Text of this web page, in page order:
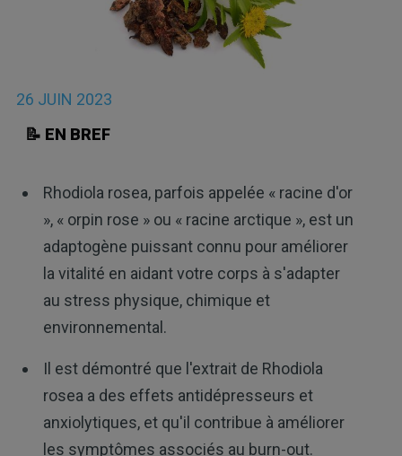
26 JUIN 2023
📝 EN BREF
Rhodiola rosea, parfois appelée « racine d'or
», « orpin rose » ou « racine arctique », est un
adaptogène puissant connu pour améliorer
la vitalité en aidant votre corps à s'adapter
au stress physique, chimique et
environnemental.
Il est démontré que l'extrait de Rhodiola
rosea a des effets antidépresseurs et
anxiolytiques, et qu'il contribue à améliorer
les symptômes associés au burn-out.